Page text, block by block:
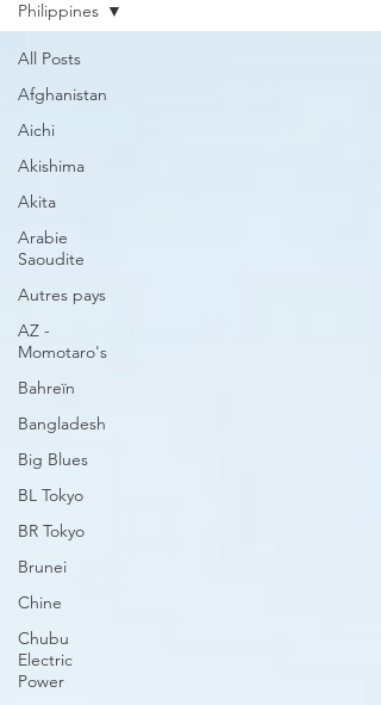
All Posts
Afghanistan
Aichi
Akishima
Akita
Arabie
Saoudite
Autres pays
AZ -
Momotaro's
Bahreïn
Bangladesh
Big Blues
BL Tokyo
BR Tokyo
Brunei
Chine
Chubu
Electric
Power
Philippines